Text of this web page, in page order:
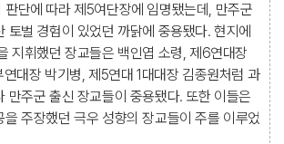
판단에 따라 제5여단장에 임명됐는데, 만주군
토벌 경험이 있었던 까닭에 중용됐다. 현지에
지휘했던 장교들은 백인엽 소령, 제6연대장
대장 박기병, 제5연대 1대대장 김종원처럼 과
만주군 출신 장교들이 중용됐다. 또한 이들은
을 주장했던 극우 성향의 장교들이 주를 이루었